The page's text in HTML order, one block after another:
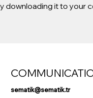
downloading it to your
sematik@sematik.tr